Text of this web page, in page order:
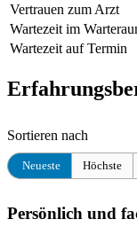
Vertrauen zum Arzt
Wartezeit im
Wartezeit auf Termin
Sortieren nach
Neueste Höchste
Persönlich und